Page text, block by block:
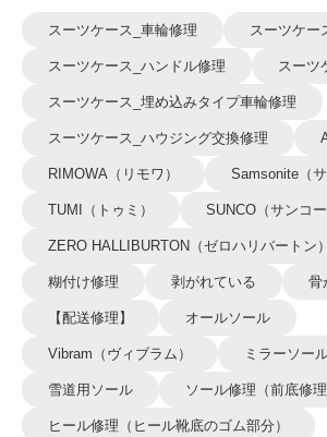
スーツケース_車輪修理 スーツケー
スーツケース_ハンドル修理 スーツ
スーツケース_埋め込みタイプ車輪修理
スーツケース_ハウジング交換修理
RIMOWA（リモワ） Samsonite（サ
TUMI（トゥミ） SUNCO（サンコー
ZERO HALLIBURTON（ゼロハリバートン）
糊付け修理 剥がれている 骨
【配送修理】 オールソール
Vibram（ヴィブラム） ミラーソー
雪道用ソール ソール修理（前底修理
ヒール修理（ヒール靴底のゴム部分）